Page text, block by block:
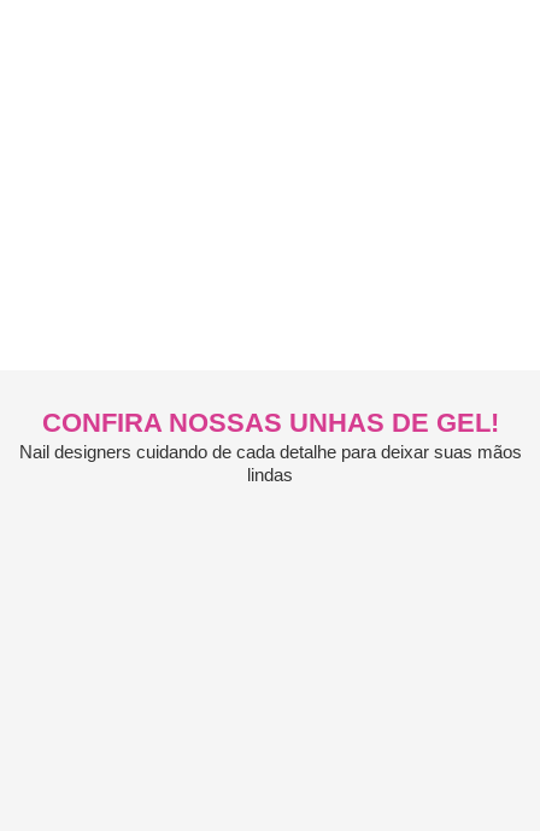
CONFIRA NOSSAS UNHAS DE GEL!
Nail designers cuidando de cada detalhe para deixar suas mãos
lindas